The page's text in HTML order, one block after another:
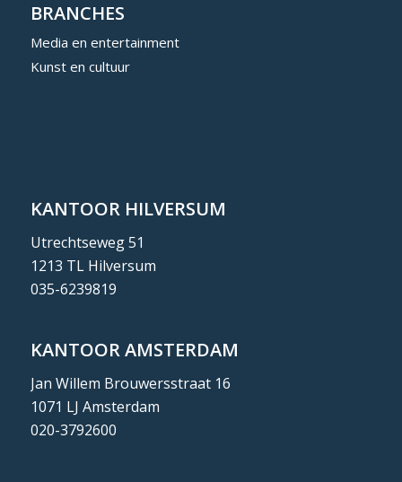
BRANCHES
Media en entertainment
Kunst en cultuur
KANTOOR HILVERSUM
Utrechtseweg 51
1213 TL Hilversum
035-6239819
KANTOOR AMSTERDAM
Jan Willem Brouwersstraat 16
1071 LJ Amsterdam
020-3792600